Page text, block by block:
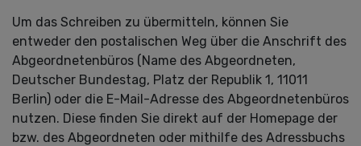
Um das Schreiben zu übermitteln, können Sie
entweder den postalischen Weg über die Anschrift des
Abgeordnetenbüros (Name des Abgeordneten,
Deutscher Bundestag, Platz der Republik 1, 11011
Berlin) oder die E-Mail-Adresse des Abgeordnetenbüros
nutzen. Diese finden Sie direkt auf der Homepage der
bzw. des Abgeordneten oder mithilfe des Adressbuchs